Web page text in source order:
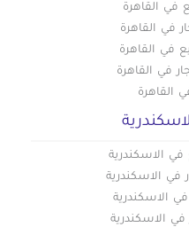
في القاهرة
في القاهرة
في القاهرة
في القاهرة
القاهرة
الاسكندرية
في الاسكندرية
الاسكندرية
في الاسكندرية